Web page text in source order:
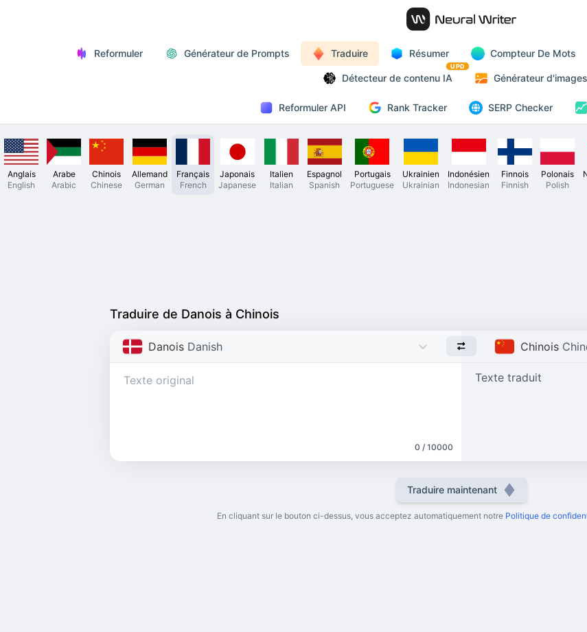
Reformuler Générateur de Prompts Traduire Résumer Compteur De Mots
Détecteur de contenu IA
UPD
Générateur
Reformuler API Rank Tracker SERP Checker
Anglais
English
Arabe
Arabic
Chinois
Chinese
Allemand
German
Français
French
Japonais
Japanese
Italien
Italian
Espagnol
Spanish
Portugais
Portuguese
Ukrainien
Ukrainian
Indonésien
Indonesian
Finnois
Finnish
Polonais
Polish
Traduire de Danois à Chinois
Danois Danish Chinois
0 / 10000
Texte traduit
Traduire maintenant
En cliquant sur le bouton ci-dessus, vous acceptez automatiquement notre Politique de